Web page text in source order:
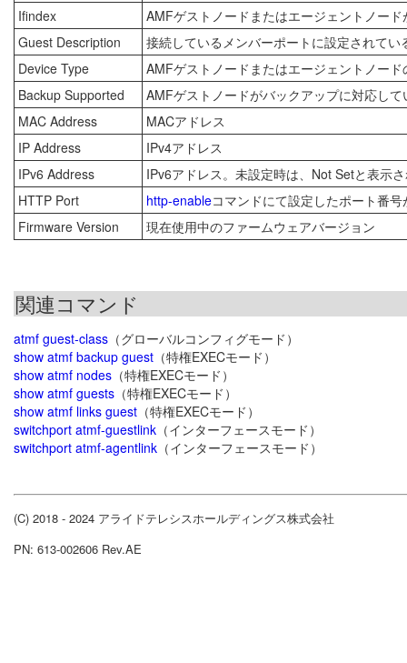
Ifindex
AMFゲストノードまたはエージェントノー
Guest Description
接続しているメンバーポートに設定されてい
Device Type
AMFゲストノードまたはエージェントノー
Backup Supported
AMFゲストノードがバックアップに対応し
MAC Address
MACアドレス
IP Address
IPv4アドレス
IPv6 Address
IPv6アドレス。未設定時は、Not Setと表示
HTTP Port
http-enableコマンドにて設定したポート番
Firmware Version
現在使用中のファームウェアバージョン
関連コマンド
atmf guest-class （グローバルコンフィグモード）
show atmf backup guest （特権EXECモード）
show atmf nodes （特権EXECモード）
show atmf guests （特権EXECモード）
show atmf links guest （特権EXECモード）
switchport atmf-guestlink （インターフェースモード）
switchport atmf-agentlink （インターフェースモード）
(C) 2018 - 2024 アライドテレシスホールディングス株式会社
PN: 613-002606 Rev.AE